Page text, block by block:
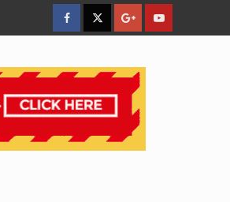
facebookTwitterGoogleYouTube